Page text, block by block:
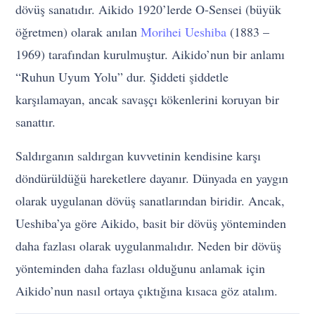
dövüş sanatıdır. Aikido 1920’lerde O-Sensei (büyük
öğretmen) olarak anılanMorihei Ueshiba (1883 –
1969) tarafından kurulmuştur. Aikido’nun bir anlamı
“Ruhun Uyum Yolu” dur. Şiddeti şiddetle
karşılamayan, ancak savaşçı kökenlerini koruyan bir
sanattır.
Saldırganın saldırgan kuvvetinin kendisine karşı
döndürüldüğü hareketlere dayanır. Dünyada en yaygın
olarak uygulanan dövüş sanatlarından biridir. Ancak,
Ueshiba’ya göre Aikido, basit bir dövüş yönteminden
daha fazlası olarak uygulanmalıdır. Neden bir dövüş
yönteminden daha fazlası olduğunu anlamak için
Aikido’nun nasıl ortaya çıktığına kısaca göz atalım.